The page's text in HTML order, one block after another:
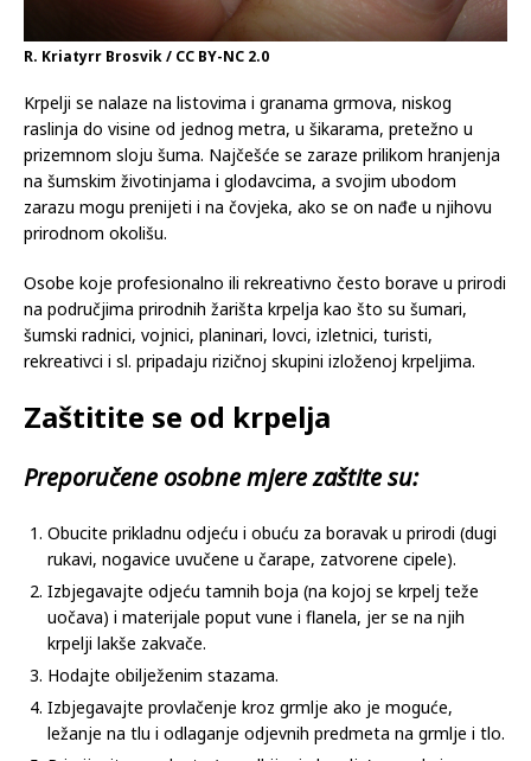
R. Kriatyrr Brosvik / CC BY-NC 2.0
Krpelji se nalaze na listovima i granama grmova, niskog
raslinja do visine od jednog metra, u šikarama, pretežno u
prizemnom sloju šuma. Najčešće se zaraze prilikom hranjenja
na šumskim životinjama i glodavcima, a svojim ubodom
zarazu mogu prenijeti i na čovjeka, ako se on nađe u njihovu
prirodnom okolišu.
Osobe koje profesionalno ili rekreativno često borave u prirodi
na područjima prirodnih žarišta krpelja kao što su šumari,
šumski radnici, vojnici, planinari, lovci, izletnici, turisti,
rekreativci i sl. pripadaju rizičnoj skupini izloženoj krpeljima.
Zaštitite se od krpelja
Preporučene osobne mjere zaštite su:
Obucite prikladnu odjeću i obuću za boravak u prirodi (dugi
rukavi, nogavice uvučene u čarape, zatvorene cipele).
Izbjegavajte odjeću tamnih boja (na kojoj se krpelj teže
uočava) i materijale poput vune i flanela, jer se na njih
krpelji lakše zakvače.
Hodajte obilježenim stazama.
Izbjegavajte provlačenje kroz grmlje ako je moguće,
ležanje na tlu i odlaganje odjevnih predmeta na grmlje i tlo.